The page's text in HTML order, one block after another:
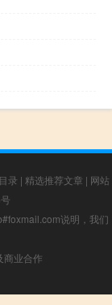
录 | 精选推荐文章 | 网站
说明，我们
商业合作